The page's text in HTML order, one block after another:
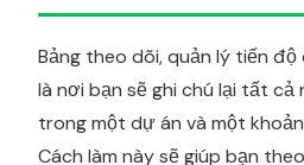
Bảng theo dõi, quản lý tiến độ
là nơi bạn sẽ ghi chú lại tất cả
trong một dự án và một
Cách làm này sẽ giúp bạn